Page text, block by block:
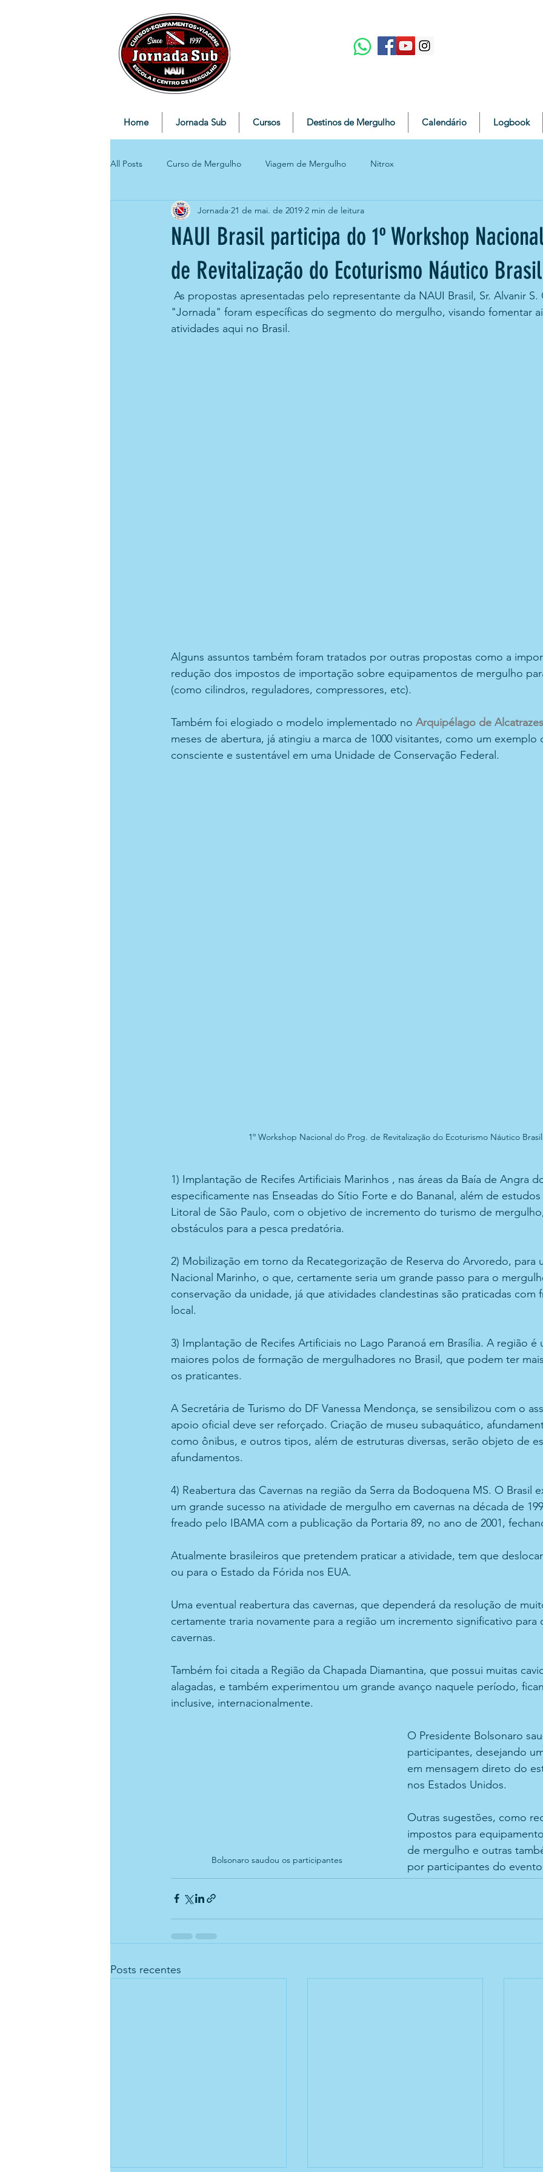
Home Jornada Sub Cursos Destinos de Mergulho Calendário Logbook
All Posts Curso de Mergulho Viagem de Mergulho Nitrox
NAUI Brasil participa do 1º Workshop
de Revitalização do Ecoturismo Náutico Brasil
Jornada 21 de mai. de 2019 2 min de leitura
"Jornada" foram específicas do segmento do mergulho, visando fomentar
atividades aqui no Brasil.
Alguns assuntos também foram tratados por outras propostas como a
redução dos impostos de importação sobre equipamentos de mergulho
(como cilindros, reguladores, compressores, etc).
Também foi elogiado o modelo implementado no Arquipélago de Alcatrazes
meses de abertura, já atingiu a marca de 1000 visitantes, como um exemplo
consciente e sustentável em uma Unidade de Conservação Federal.
1º Workshop Nacional do Prog. de Revitalização do Ecoturismo Náutico Brasil
1) Implantação de Recifes Artificiais Marinhos , nas áreas da Baía de Angra
especificamente nas Enseadas do Sítio Forte e do Bananal, além de
Litoral de São Paulo, com o objetivo de incremento do turismo de
obstáculos para a pesca predatória.
2) Mobilização em torno da Recategorização de Reserva do Arvoredo, para
Nacional Marinho, o que, certamente seria um grande passo para o
conservação da unidade, já que atividades clandestinas são praticadas com
local.
3) Implantação de Recifes Artificiais no Lago Paranoá em Brasília. A região é
maiores polos de formação de mergulhadores no Brasil, que podem ter
os praticantes.
A Secretária de Turismo do DF Vanessa Mendonça, se sensibilizou com o
apoio oficial deve ser reforçado. Criação de museu subaquático,
como ônibus, e outros tipos, além de estruturas diversas, serão objeto de
afundamentos.
4) Reabertura das Cavernas na região da Serra da Bodoquena MS. O Brasil
um grande sucesso na atividade de mergulho em cavernas na década de
freado pelo IBAMA com a publicação da Portaria 89, no ano de 2001,
Atualmente brasileiros que pretendem praticar a atividade, tem que
ou para o Estado da Fórida nos EUA.
Uma eventual reabertura das cavernas, que dependerá da resolução de
certamente traria novamente para a região um incremento significativo para
cavernas.
Também foi citada a Região da Chapada Diamantina, que possui muitas
alagadas, e também experimentou um grande avanço naquele período,
inclusive, internacionalmente.
Bolsonaro saudou os participantes
O Presidente Bolsonaro
participantes, desejando
em mensagem direto do
nos Estados Unidos.
Outras sugestões, como
impostos para
de mergulho e outras
por participantes do
Posts recentes